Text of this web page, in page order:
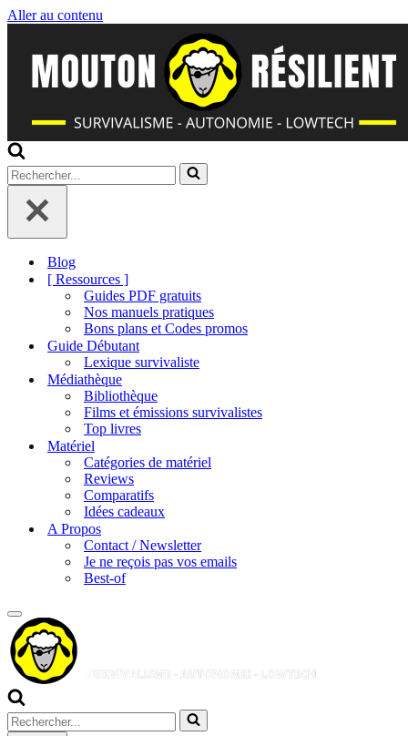
Aller au contenu
Rechercher...
Blog
[ Ressources ]
Guides PDF gratuits
Nos manuels pratiques
Bons plans et Codes promos
Guide Débutant
Lexique survivaliste
Médiathèque
Bibliothèque
Films et émissions survivalistes
Top livres
Matériel
Catégories de matériel
Reviews
Comparatifs
Idées cadeaux
A Propos
Contact / Newsletter
Je ne reçois pas vos emails
Best-of
Menu
de
navigation
Rechercher...